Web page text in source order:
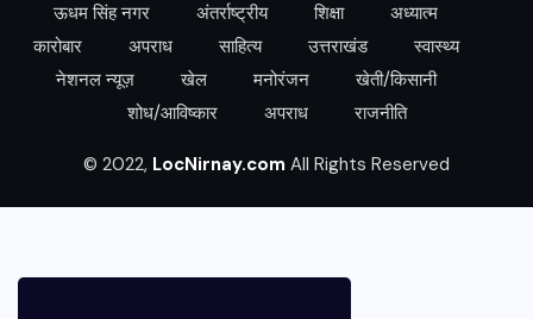
ऊधम सिंह नगर अंतर्राष्ट्रीय शिक्षा
अध्यात्म
कारोबार
अपराध साहित्य उत्तराखंड
स्वास्थ्य
नेशनल न्यूज़
खेल मनोरंजन
खेती/किसानी
शोध/आविष्कार
अपराध राजनीति
© 2022, LocNirnay.com All Rights Reserved